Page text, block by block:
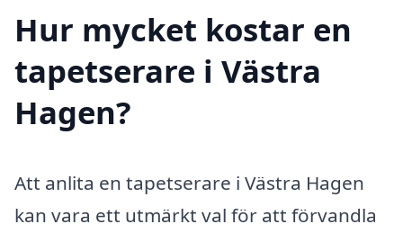
Hur mycket kostar en
tapetserare i Västra
Hagen?
Att anlita en tapetserare i Västra Hagen
kan vara ett utmärkt val för att förvandla